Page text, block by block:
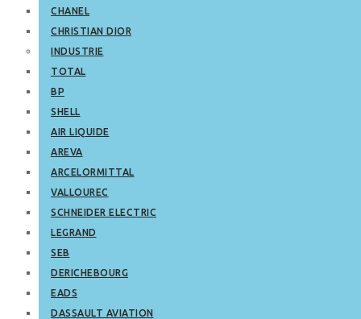
CHANEL
CHRISTIAN DIOR
INDUSTRIE
TOTAL
BP
SHELL
AIR LIQUIDE
AREVA
ARCELORMITTAL
VALLOUREC
SCHNEIDER ELECTRIC
LEGRAND
SEB
DERICHEBOURG
EADS
DASSAULT AVIATION